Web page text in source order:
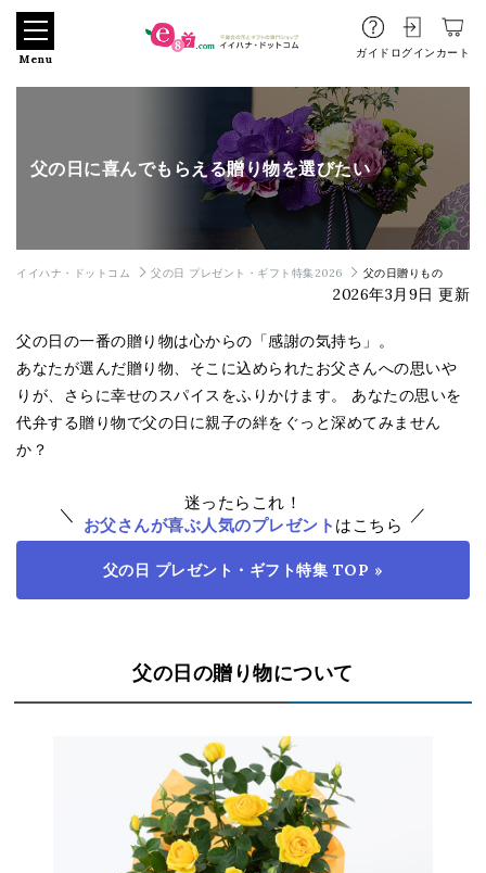
Menu ガイド ログイン カート
父の日に喜んでもらえる贈り物を選びたい
イイハナ・ドットコム 父の日 プレゼント・ギフト特集2026 父の日贈りもの
2026年3月9日 更新
父の日の一番の贈り物は心からの「感謝の気持ち」。
あなたが選んだ贈り物、そこに込められたお父さんへの思いや
りが、さらに幸せのスパイスをふりかけます。 あなたの思いを
代弁する贈り物で父の日に親子の絆をぐっと深めてみません
か？
迷ったらこれ！
お父さんが喜ぶ人気のプレゼント はこちら
父の日 プレゼント・ギフト特集 TOP »
父の日の贈り物について